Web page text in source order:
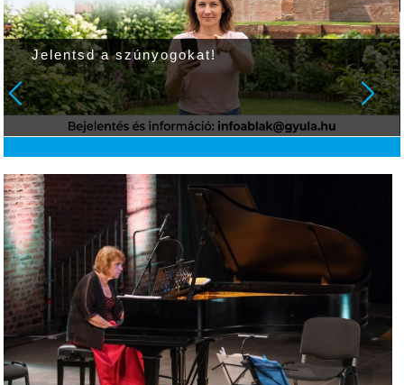
Jelentsd a szúnyogokat!